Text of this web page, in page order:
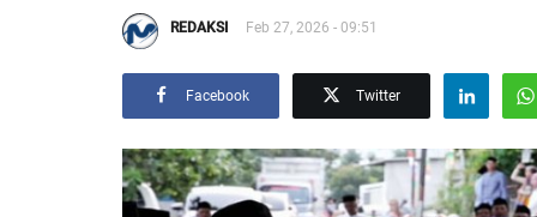
REDAKSI Feb 27, 2026 - 09:51
Facebook Twitter